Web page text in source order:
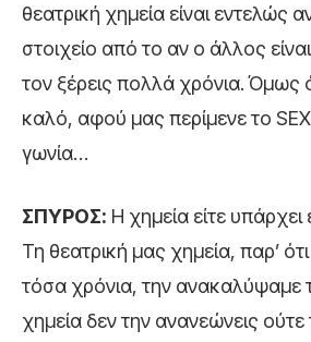
θεατρική χημεία είναι εντελώς
στοιχείο από το αν ο άλλος
τον ξέρεις πολλά χρόνια. Όμως
καλό, αφού μας περίμενε το
γωνία…
ΣΠΥΡΟΣ: Η χημεία είτε υπάρχει
Τη θεατρική μας χημεία, παρ’
τόσα χρόνια, την ανακαλύψαμε
χημεία δεν την ανανεώνεις ούτε